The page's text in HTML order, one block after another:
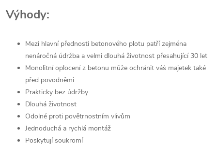
Výhody:
Mezi hlavní přednosti betonového plotu patří zejména
nenáročná údržba a velmi dlouhá životnost přesahující 30 let
Monolitní oplocení z betonu může ochránit váš majetek také
před povodněmi
Prakticky bez údržby
Dlouhá životnost
Odolné proti povětrnostním vlivům
Jednoduchá a rychlá montáž
Poskytují soukromí